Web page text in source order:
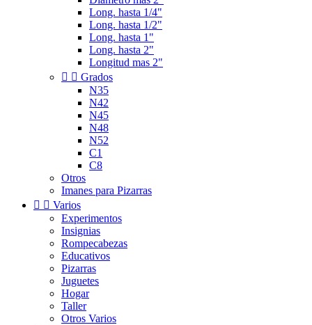
Long. hasta 1/4"
Long. hasta 1/2"
Long. hasta 1"
Long. hasta 2"
Longitud mas 2"
  Grados
N35
N42
N45
N48
N52
C1
C8
Otros
Imanes para Pizarras
  Varios
Experimentos
Insignias
Rompecabezas
Educativos
Pizarras
Juguetes
Hogar
Taller
Otros Varios